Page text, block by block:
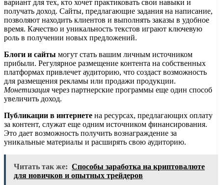
вариант для тех, кто хочет практиковать свои навыки и
получать доход. Сайты, предлагающие задания на написание,
позволяют находить клиентов и выполнять заказы в удобное
время. Качество и уникальность текстов играют ключевую
роль в получении новых предложений.
Блоги и сайты могут стать вашим личным источником
прибыли. Регулярное размещение контента на собственных
платформах привлечет аудиторию, что создаст возможность
для размещения рекламы или продажи продукции.
Монетизация через партнерские программы еще один способ
увеличить доход.
Публикации в интернете на ресурсах, предлагающих оплату
за контент, служат еще одним источником финансирования.
Это дает возможность получить вознаграждение за
уникальные материалы и расширять свою аудиторию.
Читать так же: Способы заработка на криптовалюте
для новичков и опытных трейдеров